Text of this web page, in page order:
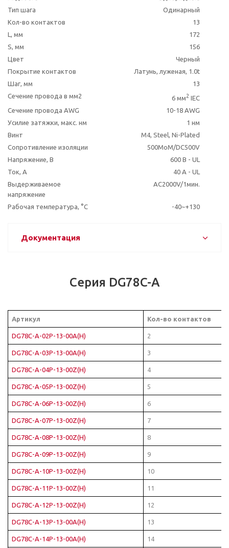
Тип шага
Одинарный
Кол-во контактов
13
L, мм
172
S, мм
156
Цвет
Черный
Покрытие контактов
Латунь, луженая, 1.0t
Шаг, мм
13
Сечение провода в мм2
6 мм2 IEC
Сечение провода AWG
10-18 AWG
Усилие затяжки, макс. нм
1 нм
Винт
M4, Steel, Ni-Plated
Сопротивление изоляции
500MoM/DC500V
Напряжение, В
600 В - UL
Ток, А
40 A - UL
Выдерживаемое
напряжение
AC2000V/1мин.
Рабочая температура, °C -40~+130
Документация
Серия DG78C-A
Артикул Кол-во контактов
DG78C-A-02P-13-00A(H) 2
DG78C-A-03P-13-00A(H) 3
DG78C-A-04P-13-00Z(H) 4
DG78C-A-05P-13-00Z(H) 5
DG78C-A-06P-13-00Z(H) 6
DG78C-A-07P-13-00Z(H) 7
DG78C-A-08P-13-00Z(H) 8
DG78C-A-09P-13-00Z(H) 9
DG78C-A-10P-13-00Z(H) 10
DG78C-A-11P-13-00Z(H) 11
DG78C-A-12P-13-00Z(H) 12
DG78C-A-13P-13-00A(H) 13
DG78C-A-14P-13-00A(H) 14